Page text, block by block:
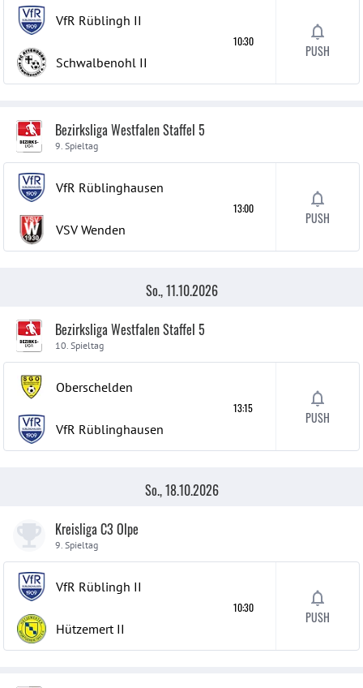
VfR Rüblingh II
Schwalbenohl II
10:30
PUSH
Bezirksliga Westfalen Staffel 5
9. Spieltag
VfR Rüblinghausen
VSV Wenden
13:00
PUSH
So., 11.10.2026
Bezirksliga Westfalen Staffel 5
10. Spieltag
Oberschelden
VfR Rüblinghausen
13:15
PUSH
So., 18.10.2026
Kreisliga C3 Olpe
9. Spieltag
VfR Rüblingh II
Hützemert II
10:30
PUSH